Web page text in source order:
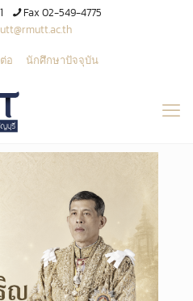
Fax 02-549-4775
อ
นักศึกษาปัจจุบัน